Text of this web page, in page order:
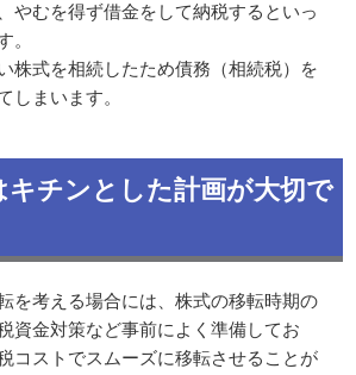
やむを得ず借金をして納税するといっ
株式を相続したため債務（相続税）を
しまいます。
キチンとした計画が大切で
を考える場合には、株式の移転時期の
資金対策など事前によく準備してお
コストでスムーズに移転させることが